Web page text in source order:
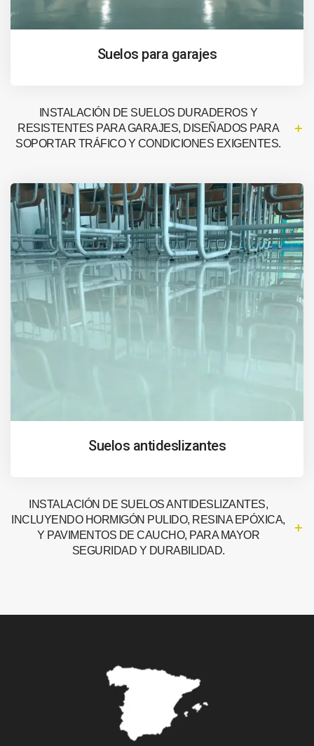
Suelos para garajes
INSTALACIÓN DE SUELOS DURADEROS Y
RESISTENTES PARA GARAJES, DISEÑADOS PARA
SOPORTAR TRÁFICO Y CONDICIONES EXIGENTES.
Suelos antideslizantes
INSTALACIÓN DE SUELOS ANTIDESLIZANTES,
INCLUYENDO HORMIGÓN PULIDO, RESINA EPÓXICA,
Y PAVIMENTOS DE CAUCHO, PARA MAYOR
SEGURIDAD Y DURABILIDAD.